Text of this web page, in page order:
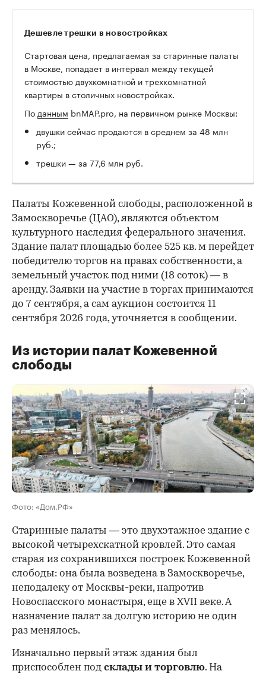
Дешевле трешки в новостройках
Стартовая цена, предлагаемая за старинные палаты
в Москве, попадает в интервал между текущей
стоимостью двухкомнатной и трехкомнатной
квартиры в столичных новостройках.
По данным bnMAP.pro, на первичном рынке Москвы:
двушки сейчас продаются в среднем за 48 млн
руб.;
трешки — за 77,6 млн руб.
Палаты Кожевенной слободы, расположенной в
Замоскворечье (ЦАО), являются объектом
культурного наследия федерального значения.
Здание палат площадью более 525 кв. м перейдет
победителю торгов на правах собственности, а
земельный участок под ними (18 соток) — в
аренду. Заявки на участие в торгах принимаются
до 7 сентября, а сам аукцион состоится 11
сентября 2026 года, уточняется в сообщении.
00:00 / 00:00
Из истории палат Кожевенной
слободы
Фото: «Дом.РФ»
Старинные палаты — это двухэтажное здание с
высокой четырехскатной кровлей. Это самая
старая из сохранившихся построек Кожевенной
слободы: она была возведена в Замоскворечье,
неподалеку от Москвы-реки, напротив
Новоспасского монастыря, еще в XVII веке. А
назначение палат за долгую историю не один
раз менялось.
Изначально первый этаж здания был
приспособлен под склады и торговлю. На